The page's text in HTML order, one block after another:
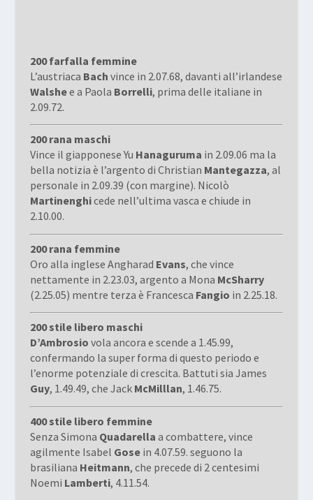
200 farfalla femmine
L’austriaca Bach vince in 2.07.68, davanti all’irlandese
Walshee a Paola Borrelli, prima delle italiane in
2.09.72.
200 rana maschi
Vince il giapponese Yu Hanaguruma in 2.09.06 ma la
bella notizia è l’argento di Christian Mantegazza, al
personale in 2.09.39 (con margine). Nicolò
Martinenghicede nell’ultima vasca e chiude in
2.10.00.
200 rana femmine
Oro alla inglese Angharad Evans, che vince
nettamente in 2.23.03, argento a Mona McSharry
(2.25.05) mentre terza è Francesca Fangio in 2.25.18.
200 stile libero maschi
D’Ambrosio vola ancora e scende a 1.45.99,
confermando la super forma di questo periodo e
l’enorme potenziale di crescita. Battuti sia James
Guy, 1.49.49, che Jack McMilllan, 1.46.75.
400 stile libero femmine
Senza Simona Quadarella a combattere, vince
agilmente Isabel Gosein 4.07.59. seguono la
brasiliana Heitmann, che precede di 2 centesimi
Noemi Lamberti, 4.11.54.